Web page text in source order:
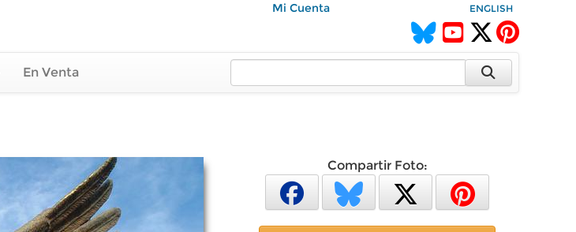
Mi Cuenta ENGLISH
En Venta
Compartir Foto: